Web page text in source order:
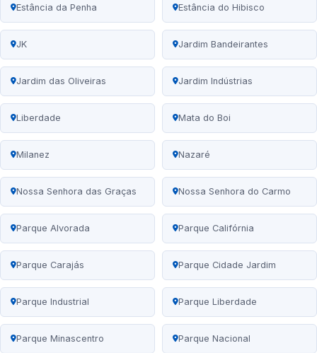
Estância da Penha Estância do Hibisco
JK Jardim Bandeirantes
Jardim das Oliveiras Jardim Indústrias
Liberdade Mata do Boi
Milanez Nazaré
Nossa Senhora das Graças Nossa Senhora do Carmo
Parque Alvorada Parque Califórnia
Parque Carajás Parque Cidade Jardim
Parque Industrial Parque Liberdade
Parque Minascentro Parque Nacional